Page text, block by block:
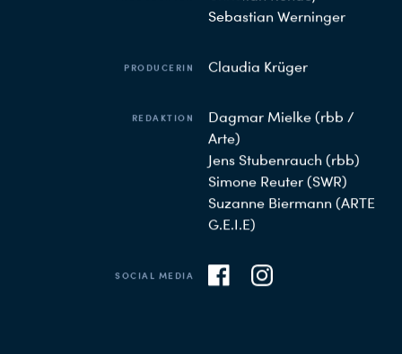
Sebastian Werninger
PRODUCERIN Claudia Krüger
REDAKTION
Dagmar Mielke (rbb /
Arte)
Jens Stubenrauch (rbb)
Simone Reuter (SWR)
Suzanne Biermann (ARTE
G.E.I.E)
SOCIAL MEDIA